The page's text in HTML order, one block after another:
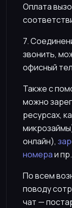
Оплата
7.
звонить,
офисный
Также с
можно
ресурсах,
онлайн),
номераи пр.
По всем
поводу
чат —